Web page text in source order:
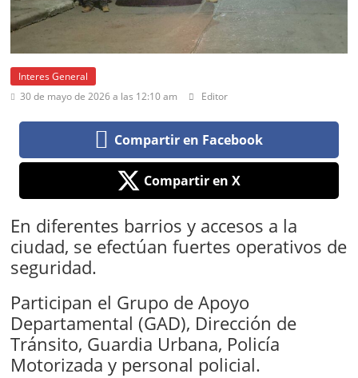
Interes General
30 de mayo de 2026 a las 12:10 am
Editor
Compartir en Facebook
Compartir en X
En diferentes barrios y accesos a la
ciudad, se efectúan fuertes operativos de
seguridad.
Participan el Grupo de Apoyo
Departamental (GAD), Dirección de
Tránsito, Guardia Urbana, Policía
Motorizada y personal policial.